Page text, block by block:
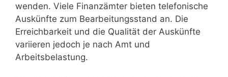
wenden. Viele Finanzämter bieten telefonische
Auskünfte zum Bearbeitungsstand an. Die
Erreichbarkeit und die Qualität der Auskünfte
variieren jedoch je nach Amt und
Arbeitsbelastung.